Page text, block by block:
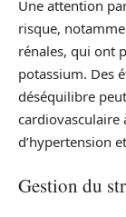
Une attention
risque,
rénales, qui ont
potassium. Des
déséquilibre
cardiovasculaire
d’hypertension
Gestion du